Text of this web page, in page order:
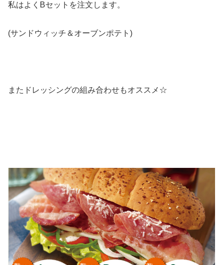
私はよくBセットを注文します。
(サンドウィッチ＆オーブンポテト)
またドレッシングの組み合わせもオススメ☆